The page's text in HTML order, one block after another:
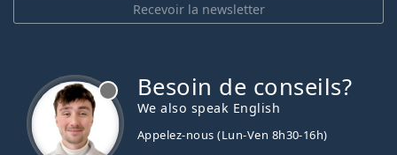
Recevoir la newsletter
Besoin de conseils?
We also speak English
Appelez-nous (Lun-Ven 8h30-16h)